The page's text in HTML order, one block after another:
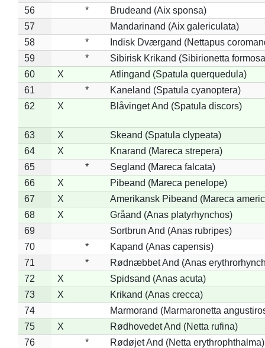
56
*
Brudeand (Aix sponsa)
57
Mandarinand (Aix galericulata)
58
*
Indisk Dværgand (Nettapus
59
*
Sibirisk Krikand (Sibirionetta
60
X
Atlingand (Spatula querquedula)
61
*
Kaneland (Spatula cyanoptera)
62
X Blåvinget And (Spatula discors)
63 X
Skeand (Spatula clypeata)
64
X
Knarand (Mareca strepera)
65
*
Segland (Mareca falcata)
66
X
Pibeand (Mareca penelope)
67
X
Amerikansk Pibeand (Mareca
68
X
Gråand (Anas platyrhynchos)
69
Sortbrun And (Anas rubripes)
70
*
Kapand (Anas capensis)
71
*
Rødnæbbet And (Anas
72
X
Spidsand (Anas acuta)
73
X
Krikand (Anas crecca)
74
Marmorand (Marmaronetta
75
X
Rødhovedet And (Netta rufina)
76
*
Rødøjet And (Netta erythrophthalma)